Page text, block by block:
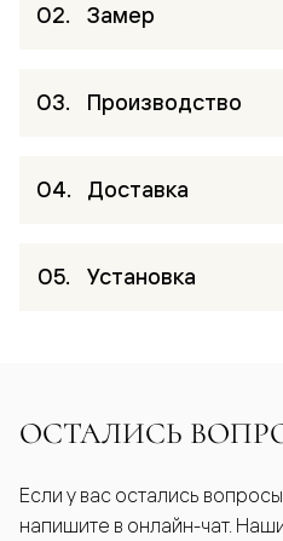
Замер
Производство
Доставка
Установка
ОСТАЛИСЬ
Если у вас остались
напишите в онлайн-чат.